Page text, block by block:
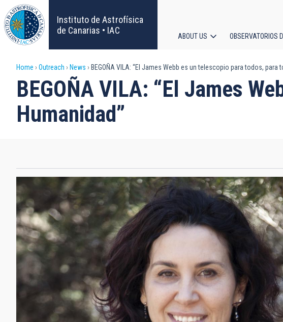
Skip
to
main
content
Instituto de Astrofísica
de Canarias • IAC
navigation
ABOUT US OBSERVATORIOS
Breadcrumb
Home Outreach News BEGOÑA VILA: “El James Webb es un telescopio para todos, para
BEGOÑA VILA: “El James
Humanidad”